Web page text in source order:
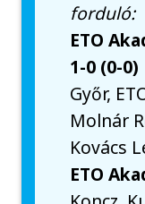
forduló:
ETO
1-0 (0-0)
Győr,
Molnár
Kovács
ETO